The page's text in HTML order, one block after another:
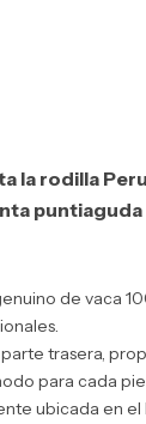
la rodilla
puntiaguda
de vaca
trasera,
para cada
ubicada en